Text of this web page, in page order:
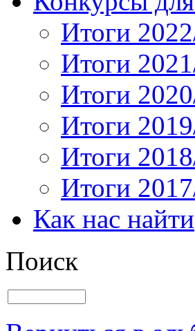
Итоги
Итоги
Итоги
Итоги
Итоги
Итоги
Как нас найти
Поиск